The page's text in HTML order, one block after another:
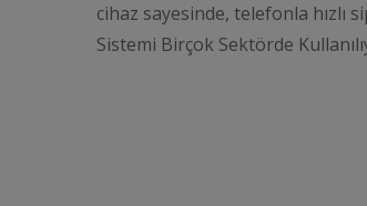
cihaz sayesinde, telefonla hızlı
Sistemi Birçok Sektörde